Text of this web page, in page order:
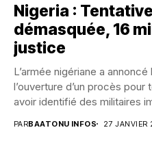
Nigeria :
démasquée, 16
justice
L’armée nigériane a annoncé
l’ouverture d’un procès
avoir identifié des militaires
PARBAATONU INFOS 27 JANVIER